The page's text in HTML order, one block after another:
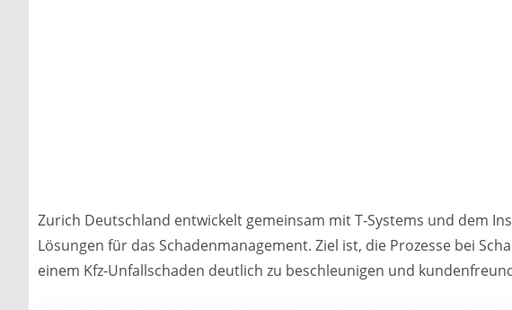
Zurich Deutschland entwickelt gemeinsam mit T-Systems und dem
Lösungen für das Schadenmanagement. Ziel ist, die Prozesse bei
einem Kfz-Unfallschaden deutlich zu beschleunigen und